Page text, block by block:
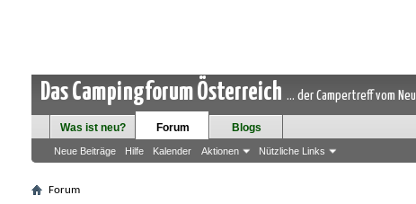
Das Campingforum Österreich ... der Campertreff vom
Was ist neu? Forum
Neue Beiträge Hilfe Kalender Aktionen Nützliche Links
Blogs
Forum